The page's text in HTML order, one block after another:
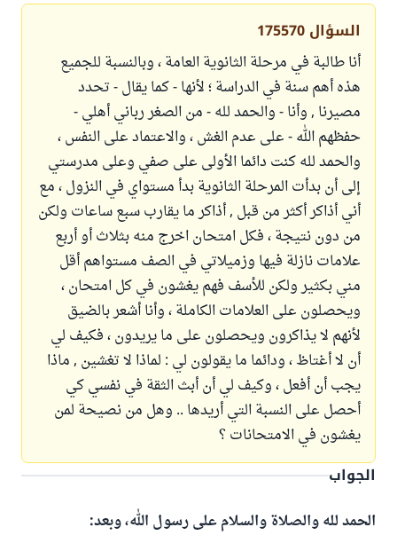
السؤال 175570
أنا طالبة في مرحلة الثانوية العامة ، وبالنسبة للجميع
هذه أهم سنة في الدراسة ؛ لأنها - كما يقال - تحدد
مصيرنا , وأنا - والحمد لله - من الصغر رباني أهلي -
حفظهم الله - على عدم الغش ، والاعتماد على النفس ،
والحمد لله كنت دائما الأولى على صفي وعلى مدرستي
إلى أن بدأت المرحلة الثانوية بدأ مستواي في النزول ، مع
أني أذاكر أكثر من قبل , أذاكر ما يقارب سبع ساعات ولكن
من دون نتيجة ، فكل امتحان اخرج منه بثلاث أو أربع
علامات نازلة فيها وزميلاتي في الصف مستواهم أقل
مني بكثير ولكن للأسف فهم يغشون في كل امتحان ،
ويحصلون على العلامات الكاملة ، وأنا أشعر بالضيق
لأنهم لا يذاكرون ويحصلون على ما يريدون ، فكيف لي
أن لا أغتاظ ، ودائما ما يقولون لي : لماذا لا تغشين , ماذا
يجب أن أفعل ، وكيف لي أن أبث الثقة في نفسي كي
أحصل على النسبة التي أريدها .. وهل من نصيحة لمن
يغشون في الامتحانات ؟
الجواب
الحمد لله والصلاة والسلام على رسول الله، وبعد: